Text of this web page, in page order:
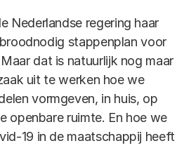
Nederlandse regering haar
stappenplan voor
dat is natuurlijk nog maar
uit te werken hoe we
vormgeven, in huis, op
openbare ruimte. En hoe we
19 in de maatschappij heeft